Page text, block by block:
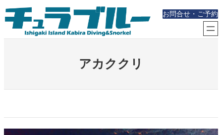
内
容
お問合せ・ご予約
アカククリ